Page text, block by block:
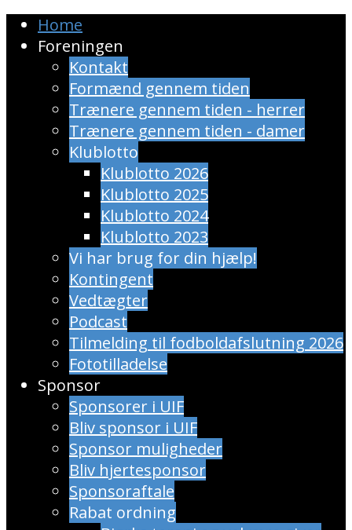
Home
Foreningen
Kontakt
Formænd gennem tiden
Trænere gennem tiden - herrer
Trænere gennem tiden - damer
Klublotto
Klublotto 2026
Klublotto 2025
Klublotto 2024
Klublotto 2023
Vi har brug for din hjælp!
Kontingent
Vedtægter
Podcast
Tilmelding til fodboldafslutning 2026
Fototilladelse
Sponsor
Sponsorer i UIF
Bliv sponsor i UIF
Sponsor muligheder
Bliv hjertesponsor
Sponsoraftale
Rabat ordning